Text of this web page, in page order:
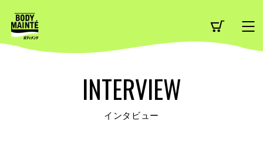
INTERVIEW
インタビュー